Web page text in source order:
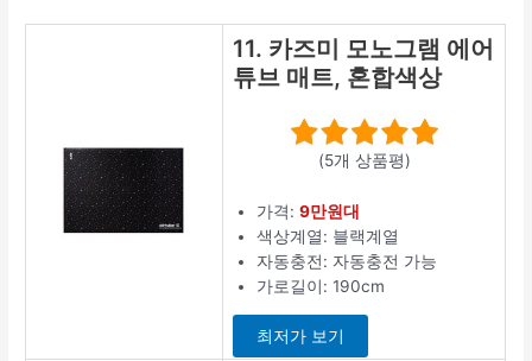
11. 카즈미 모노그램 에어
튜브 매트, 혼합색상
(5개 상품평)
가격:9만원대
색상계열: 블랙계열
자동충전: 자동충전 가능
가로길이: 190cm
최저가 보기